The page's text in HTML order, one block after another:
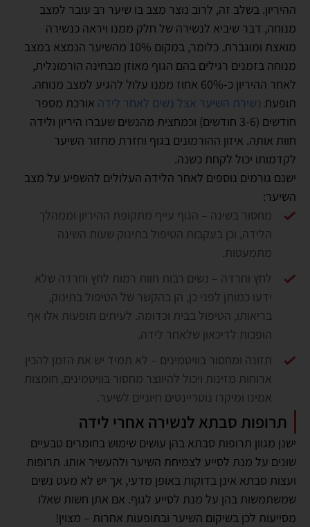
ההיריון. בשלב זה, לרוב נוצר מצב בו שיער רב עובר למצב
מנוחה, דבר שיביא לנשירה של חלק ממנו ויראה כנשירה
מואצת ומוגברת. כלומר, במקום 10% מהשיער הנמצא במצב
מנוחה בזמנים רגילים בהם הגוף מאוזן מבחינה הורמונלית,
לאחר ההיריון כ-60% אחוז ממנו עלול להגיע למצב מנוחה.
תופעת נשירת השיער אצל נשים לאחר לידה אורכת מספר
חודשים (3-6 חודשים) וכמחצית מהנשים שעברו היריון ולידה
חוות אותה. איזון ההורמונים בגוף וחזרת מחזור השיער
לקדמותו יכול לקחת כשנה.
ישנם גורמים נוספים לאחר הלידה העלולים להשפיע על מצב
השיער:
מחסור בשינה – הגוף עייף מתקופת ההיריון וממהלך
הלידה, וכן בעקבות הטיפול בתינוק שעות השינה
מתמעטות.
לחץ וחרדה – נשים רבות חוות רמות לחץ וחרדה שלא
ידעו כמותן לפני כן, הן בהקשר של הטיפול בתינוק,
בריאותו, הטיפול בבית וכדומה. לעיתים תופעות אלו אף
הופכות לדיכאון שלאחר לידה.
תזונה ומחסור בוויטמינים – לא תמיד יש את הזמן להכין
ארוחות מזינות ויכול להיווצר מחסור בוויטמינים, חומצות
אמינו ומיקרו נוטריינטים חיוניים לשיער.
תרופות סבתא לנשירה אחרי לידה
ישנן מגוון תרופות סבתא בהן עושים שימוש בחומרים טבעיים
שונים על מנת לסייע לצמיחת השיער ולהעשיר אותו. תרופות
ועצות סבתא אינן בדוקות באופן מדעי, אך יש לא מעט נשים
שמשתמשות בהן על מנת לסייע לגוף. אם אתן חשות שאלו
מסייעות לכן בשיקום השיער ובתופעות אחרות – מצוין!